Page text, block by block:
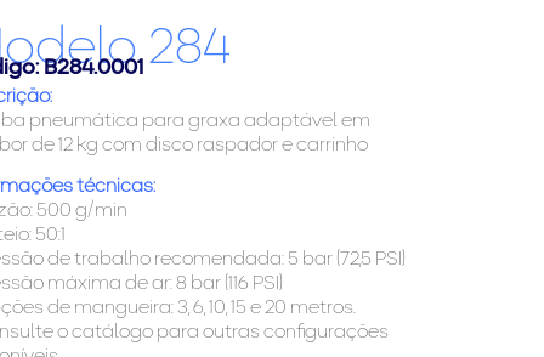
284
B284.0001
pneumática para graxa adaptável em
de 12 kg com disco raspador e carrinho
técnicas:
500 g/min
50:1
de trabalho recomendada: 5 bar (72,5 PSI)
máxima de ar: 8 bar (116 PSI)
de mangueira: 3, 6, 10, 15 e 20 metros.
o catálogo para outras configurações